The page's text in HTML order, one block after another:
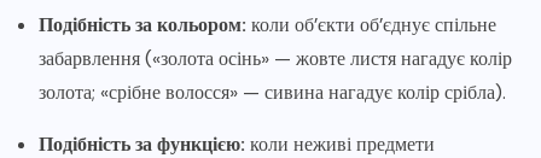
Подібність за кольором: коли об’єкти об’єднує спільне
забарвлення («золота осінь» — жовте листя нагадує колір
золота; «срібне волосся» — сивина нагадує колір срібла).
Подібність за функцією: коли неживі предмети